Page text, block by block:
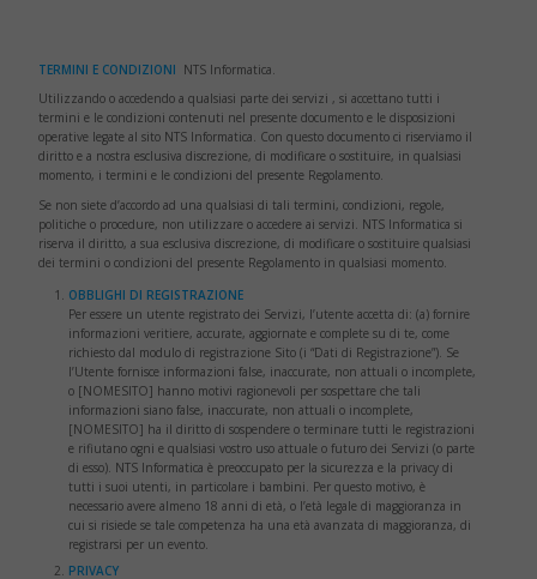
TERMINI E CONDIZIONI NTS Informatica.
Utilizzando o accedendo a qualsiasi parte dei servizi , si accettano tutti i
termini e le condizioni contenuti nel presente documento e le disposizioni
operative legate al sito NTS Informatica. Con questo documento ci riserviamo il
diritto e a nostra esclusiva discrezione, di modificare o sostituire, in qualsiasi
momento, i termini e le condizioni del presente Regolamento.
Se non siete d’accordo ad una qualsiasi di tali termini, condizioni, regole,
politiche o procedure, non utilizzare o accedere ai servizi. NTS Informatica si
riserva il diritto, a sua esclusiva discrezione, di modificare o sostituire qualsiasi
dei termini o condizioni del presente Regolamento in qualsiasi momento.
OBBLIGHI DI REGISTRAZIONE
Per essere un utente registrato dei Servizi, l’utente accetta di: (a) fornire
informazioni veritiere, accurate, aggiornate e complete su di te, come
richiesto dal modulo di registrazione Sito (i “Dati di Registrazione”). Se
l’Utente fornisce informazioni false, inaccurate, non attuali o incomplete,
o [NOMESITO] hanno motivi ragionevoli per sospettare che tali
informazioni siano false, inaccurate, non attuali o incomplete,
[NOMESITO] ha il diritto di sospendere o terminare tutti le registrazioni
e rifiutano ogni e qualsiasi vostro uso attuale o futuro dei Servizi (o parte
di esso). NTS Informatica è preoccupato per la sicurezza e la privacy di
tutti i suoi utenti, in particolare i bambini. Per questo motivo, è
necessario avere almeno 18 anni di età, o l’età legale di maggioranza in
cui si risiede se tale competenza ha una età avanzata di maggioranza, di
registrarsi per un evento.
PRIVACY